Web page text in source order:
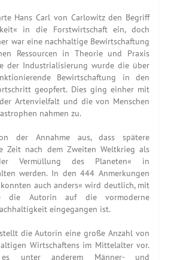
Hans Carl von Carlowitz den Begriff
in die Forstwirtschaft ein, doch
war eine nachhaltige Bewirtschaftung
Ressourcen in Theorie und Praxis
der Industrialisierung wurde die über
Bewirtschaftung in den
geopfert. Dies ging einher mit
Artenvielfalt und die von Menschen
nahmen zu.
der Annahme aus, dass spätere
Zeit nach dem Zweiten Weltkrieg als
Vermüllung des Planeten« in
werden. In den 444 Anmerkungen
auch anders« wird deutlich, mit
die Autorin auf die vormoderne
eingegangen ist.
die Autorin eine große Anzahl von
Wirtschaftens im Mittelalter vor.
unter anderem Männer- und